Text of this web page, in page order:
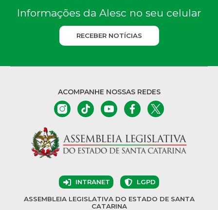
Informações da Alesc no seu celular
RECEBER NOTÍCIAS
ACOMPANHE NOSSAS REDES
INTRANET LGPD
ASSEMBLEIA LEGISLATIVA DO ESTADO DE SANTA
CATARINA